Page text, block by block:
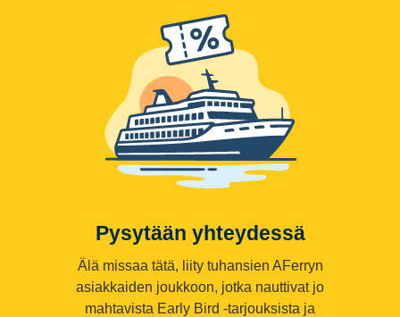
Pysytään yhteydessä
Älä missaa tätä, liity tuhansien AFerryn
asiakkaiden joukkoon, jotka nauttivat jo
mahtavista Early Bird -tarjouksista ja